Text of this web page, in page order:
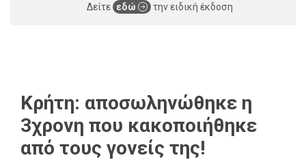
Δείτε εδώ την ειδική έκδοση
Κρήτη: αποσωληνώθηκε η
3χρονη που κακοποιήθηκε
από τους γονείς της!